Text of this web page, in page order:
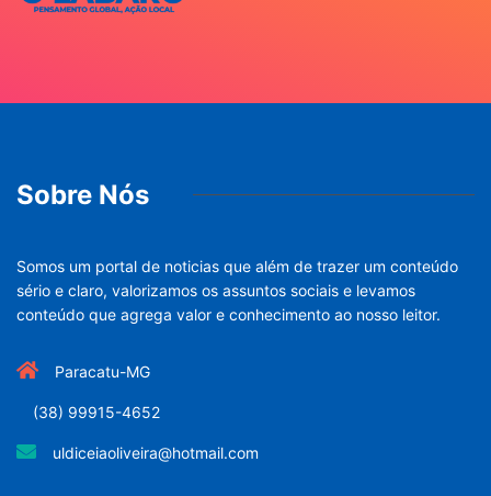
Sobre Nós
Somos um portal de noticias que além de trazer um conteúdo
sério e claro, valorizamos os assuntos sociais e levamos
conteúdo que agrega valor e conhecimento ao nosso leitor.
Paracatu-MG
(38) 99915-4652
uldiceiaoliveira@hotmail.com